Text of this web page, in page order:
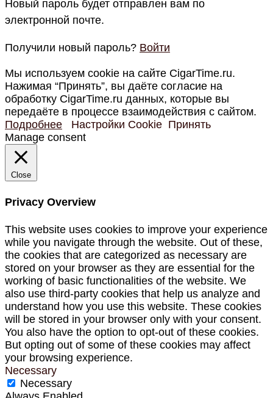
Новый пароль будет отправлен вам по
электронной почте.
Получили новый пароль? Войти
Мы используем cookie на сайте CigarTime.ru.
Нажимая “Принять”, вы даёте согласие на
обработку CigarTime.ru данных, которые вы
передаёте в процессе взаимодействия с сайтом.
Подробнее
Настройки Cookie Принять
Manage consent
Close
Privacy Overview
This website uses cookies to improve your experience
while you navigate through the website. Out of these,
the cookies that are categorized as necessary are
stored on your browser as they are essential for the
working of basic functionalities of the website. We
also use third-party cookies that help us analyze and
understand how you use this website. These cookies
will be stored in your browser only with your consent.
You also have the option to opt-out of these cookies.
But opting out of some of these cookies may affect
your browsing experience.
Necessary
Necessary